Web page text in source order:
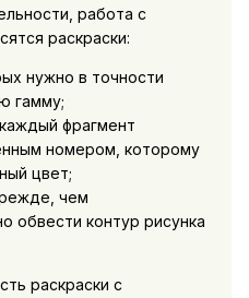
работа с
раскраски:
нужно в точности
гамму;
фрагмент
номером, которому
цвет;
чем
обвести контур рисунка
раскраски с